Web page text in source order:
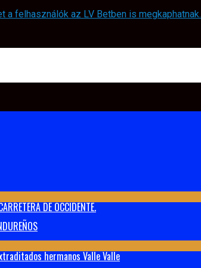
a felhasználók az LV Betben is megkaphatnak.
DE OCCIDENTE.
hermanos Valle Valle